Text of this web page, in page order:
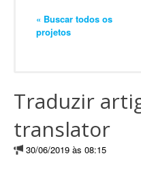
« Buscar todos os
projetos
Traduzir
translator
30/06/2019 às 08:15